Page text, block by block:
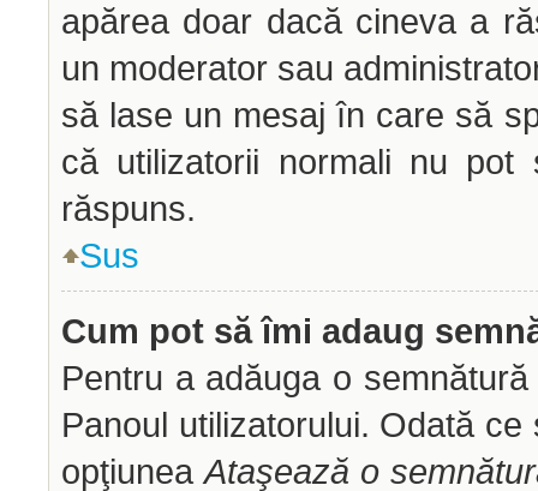
apărea doar dacă cineva a
un moderator sau
să lase un mesaj în care să
că utilizatorii normali nu
răspuns.
Sus
Cum pot să îmi adaug
Pentru a adăuga o
Panoul utilizatorului. Odată
opţiuneaAtaşează o